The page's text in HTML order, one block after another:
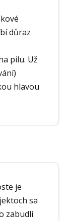
důraz
pilu. Už
hlavou
je
sa
zabudli